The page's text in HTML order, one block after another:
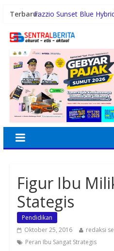
Terbaru:Fazzio Sunset Blue
Mimpi Besar Santri Darul
Maknai Kemerdekaan RI
Kemerdekaan Harus
Peningkatan Pelayanan
Rico Waas Kerahkan
Parit Jalan Taduan dari
Pertamina Patra Niaga
Penghargaan ISRA
Figur Ibu
Stategis
Pendidikan
Oktober 25, 2016
redaksi
Peran Ibu Sangat Strategis